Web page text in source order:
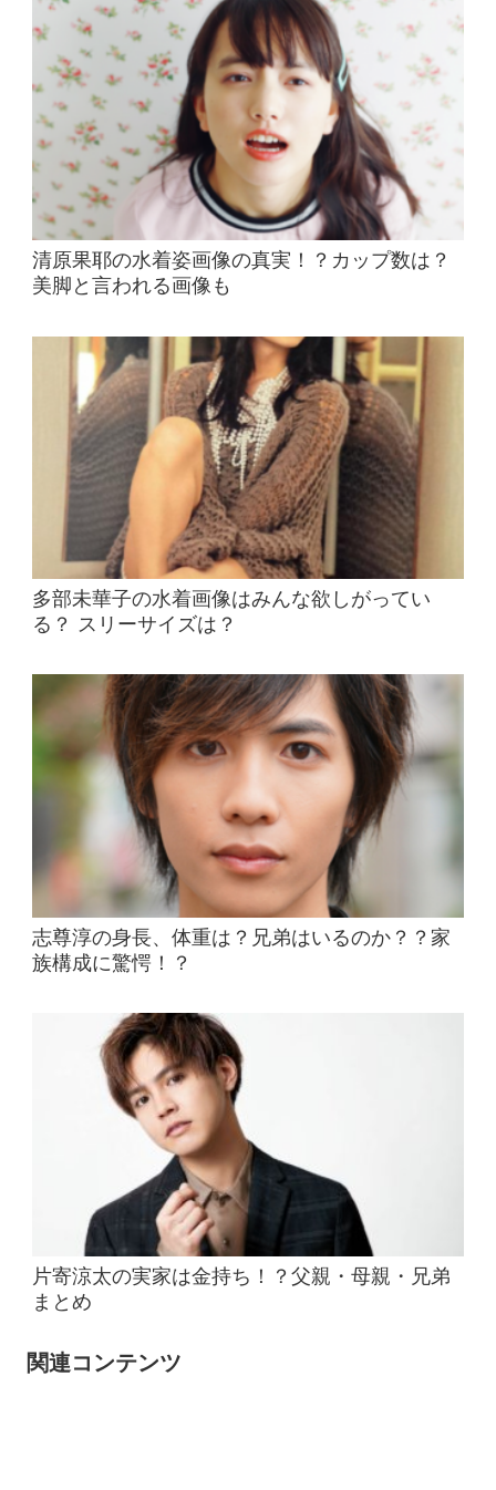
清原果耶の水着姿画像の真実！？カップ数は？
美脚と言われる画像も
多部未華子の水着画像はみんな欲しがってい
る？ スリーサイズは？
志尊淳の身長、体重は？兄弟はいるのか？？家
族構成に驚愕！？
片寄涼太の実家は金持ち！？父親・母親・兄弟
まとめ
関連コンテンツ